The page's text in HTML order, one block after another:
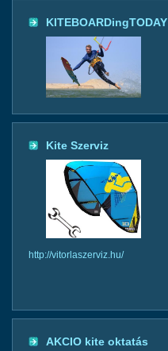
KITEBOARDingTODAY
Kite Szerviz
http://vitorlaszerviz.hu/
AKCIO kite oktatás